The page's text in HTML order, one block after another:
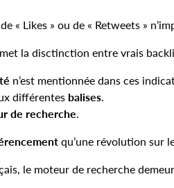
« Likes » ou de « Retweets »
la disctinction entre vrais
n’est mentionnée dans ces
différentes balises.
de recherche.
qu’une révolution sur
le moteur de recherche